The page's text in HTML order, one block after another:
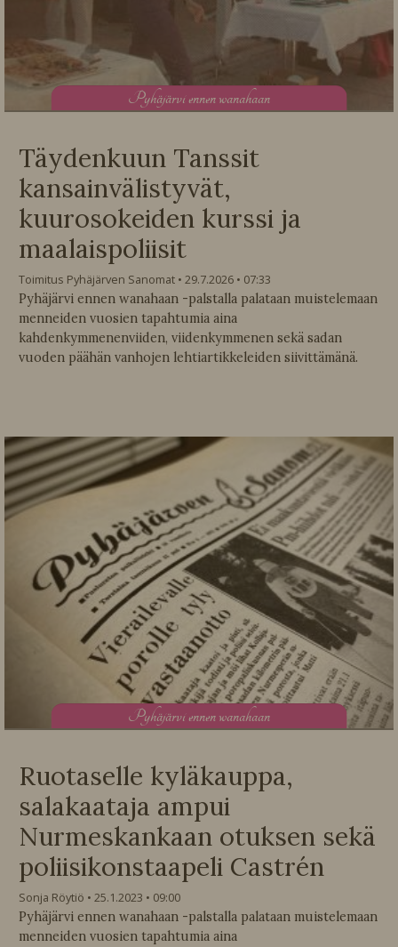
Pyhäjärvi ennen wanahaan
Täydenkuun Tanssit
kansainvälistyvät,
kuurosokeiden kurssi ja
maalaispoliisit
Toimitus Pyhäjärven Sanomat 29.7.2026
07:33
Pyhäjärvi ennen wanahaan -palstalla palataan muistelemaan
menneiden vuosien tapahtumia aina
kahdenkymmenenviiden, viidenkymmenen sekä sadan
vuoden päähän vanhojen lehtiartikkeleiden siivittämänä.
Pyhäjärvi ennen wanahaan
Ruotaselle kyläkauppa,
salakaataja ampui
Nurmeskankaan otuksen sekä
poliisikonstaapeli Castrén
Sonja Röytiö 25.1.2023
09:00
Pyhäjärvi ennen wanahaan -palstalla palataan muistelemaan
menneiden vuosien tapahtumia aina